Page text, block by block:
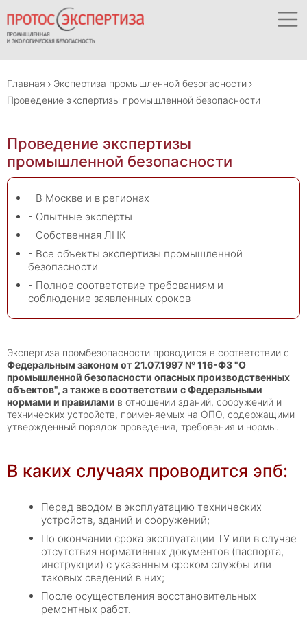
Главная
Экспертиза промышленной безопасности
Проведение экспертизы промышленной безопасности
Проведение экспертизы
промышленной безопасности
- В Москве и в регионах
- Опытные эксперты
- Собственная ЛНК
- Все объекты экспертизы промышленной
безопасности
- Полное соответствие требованиям и
соблюдение заявленных сроков
Экспертиза промбезопасности проводится в соответствии с
Федеральным законом от 21.07.1997 № 116-ФЗ "О
промышленной безопасности опасных производственных
объектов", а также в соответствии с Федеральными
нормами и правилами в отношении зданий, сооружений и
технических устройств, применяемых на ОПО, содержащими
утвержденный порядок проведения, требования и нормы.
В каких случаях проводится эпб:
Перед вводом в эксплуатацию технических
устройств, зданий и сооружений;
По окончании срока эксплуатации ТУ или в случае
отсутствия нормативных документов (паспорта,
инструкции) с указанным сроком службы или
таковых сведений в них;
После осуществления восстановительных
ремонтных работ.